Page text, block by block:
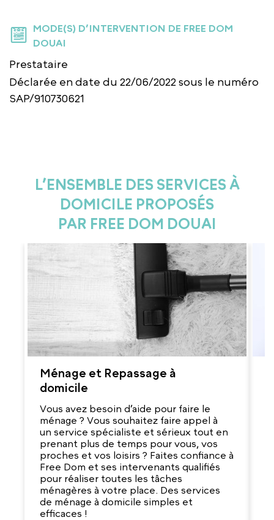
MODE(S) D’INTERVENTION DE FREE DOM
DOUAI
Prestataire
Déclarée en date du 22/06/2022 sous le numéro
SAP/910730621
L’ENSEMBLE DES SERVICES À
DOMICILE PROPOSÉS
PAR FREE DOM DOUAI
Ménage et Repassage à
domicile
Vous avez besoin d’aide pour faire le
ménage ? Vous souhaitez faire appel à
un service spécialiste et sérieux tout en
prenant plus de temps pour vous, vos
proches et vos loisirs ? Faites confiance à
Free Dom et ses intervenants qualifiés
pour réaliser toutes les tâches
ménagères à votre place. Des services
de ménage à domicile simples et
efficaces !